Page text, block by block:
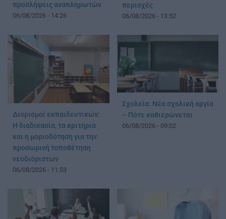
προσλήψεις αναπληρωτών
06/08/2026 - 14:26
περιοχές
06/08/2026 - 13:52
Διορισμοί εκπαιδευτικών:
Η διαδικασία, τα κριτήρια
και η μοριοδότηση για την
προσωρινή τοποθέτηση
νεοδιόριστων
06/08/2026 - 11:53
Σχολεία: Νέα σχολική αργία
– Πότε καθιερώνεται
06/08/2026 - 09:02